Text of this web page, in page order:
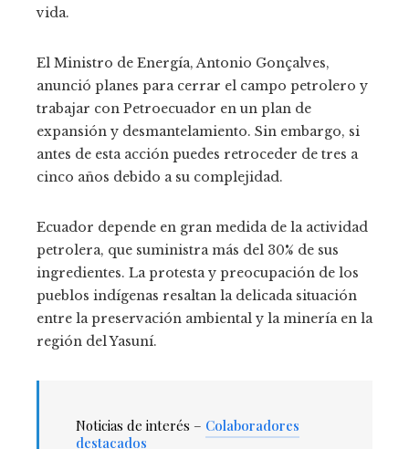
vida.
El Ministro de Energía, Antonio Gonçalves,
anunció planes para cerrar el campo petrolero y
trabajar con Petroecuador en un plan de
expansión y desmantelamiento. Sin embargo, si
antes de esta acción puedes retroceder de tres a
cinco años debido a su complejidad.
Ecuador depende en gran medida de la actividad
petrolera, que suministra más del 30% de sus
ingredientes. La protesta y preocupación de los
pueblos indígenas resaltan la delicada situación
entre la preservación ambiental y la minería en la
región del Yasuní.
Noticias de interés – Colaboradores
destacados